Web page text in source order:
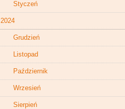
Styczeń
2024
Grudzień
Listopad
Październik
Wrzesień
Sierpień